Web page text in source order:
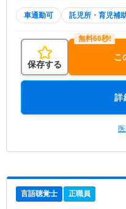
車通勤可 託児所・育児補
保存する
こ
詳
言語聴覚士 正職員